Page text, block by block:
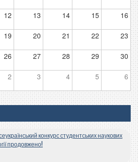
12 13 14 15 16
19 20 21 22 23
26 27 28 29 30
2 3 4 5 6
конкурс студентських наукових
продовжено!